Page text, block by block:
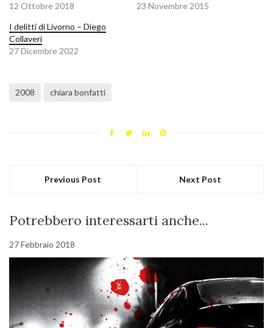
12 Ottobre 2018
23 Novembre 2015
I delitti di Livorno – Diego
Collaveri
27 Dicembre 2022
2008 chiara bonfatti
Previous Post Next Post
Potrebbero interessarti anche...
27 Febbraio 2018